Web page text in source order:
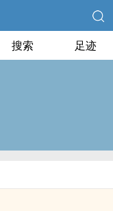
搜索 足迹